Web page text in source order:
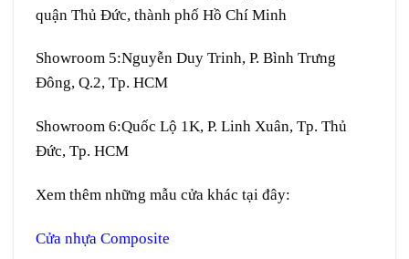
quận Thủ Đức, thành phố Hồ Chí Minh
Showroom 5:Nguyễn Duy Trinh, P. Bình Trưng
Đông, Q.2, Tp. HCM
Showroom 6:Quốc Lộ 1K, P. Linh Xuân, Tp. Thủ
Đức, Tp. HCM
Xem thêm những mẫu cửa khác tại đây:
Cửa nhựa Composite